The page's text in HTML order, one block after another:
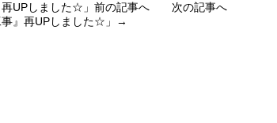
再UPしました☆ 」前の記事へ 次の記事へ
』再UPしました☆ 」→